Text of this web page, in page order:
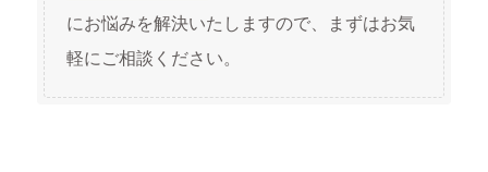
にお悩みを解決いたしますので、まずはお気
軽にご相談ください。